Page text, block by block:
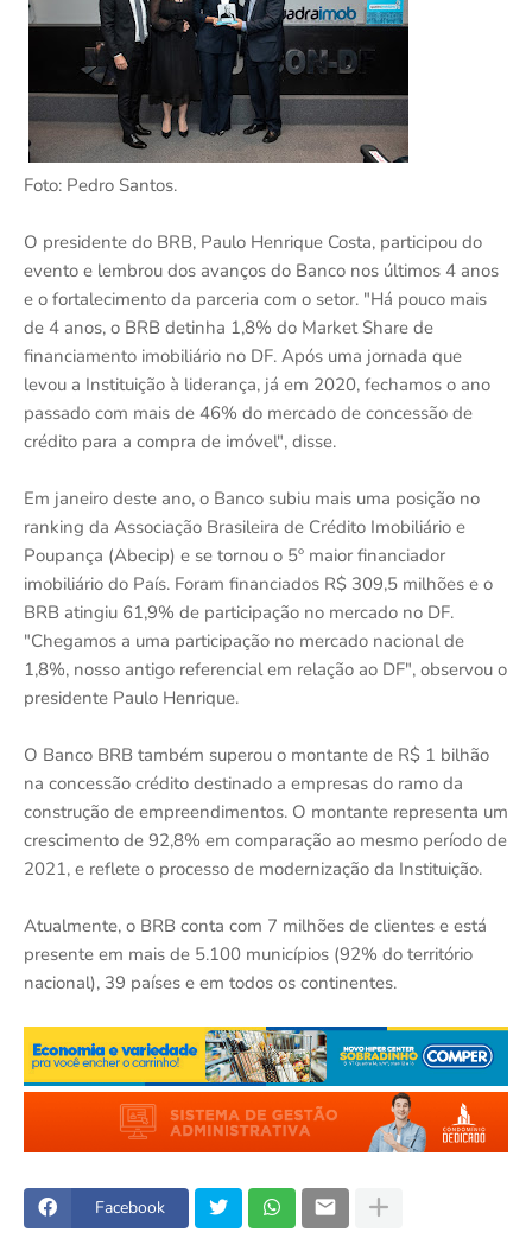
Foto: Pedro Santos.
O presidente do BRB, Paulo Henrique Costa, participou do
evento e lembrou dos avanços do Banco nos últimos 4 anos
e o fortalecimento da parceria com o setor. "Há pouco mais
de 4 anos, o BRB detinha 1,8% do Market Share de
financiamento imobiliário no DF. Após uma jornada que
levou a Instituição à liderança, já em 2020, fechamos o ano
passado com mais de 46% do mercado de concessão de
crédito para a compra de imóvel", disse.
Em janeiro deste ano, o Banco subiu mais uma posição no
ranking da Associação Brasileira de Crédito Imobiliário e
Poupança (Abecip) e se tornou o 5º maior financiador
imobiliário do País. Foram financiados R$ 309,5 milhões e o
BRB atingiu 61,9% de participação no mercado no DF.
"Chegamos a uma participação no mercado nacional de
1,8%, nosso antigo referencial em relação ao DF", observou o
presidente Paulo Henrique.
O Banco BRB também superou o montante de R$ 1 bilhão
na concessão crédito destinado a empresas do ramo da
construção de empreendimentos. O montante representa um
crescimento de 92,8% em comparação ao mesmo período de
2021, e reflete o processo de modernização da Instituição.
Atualmente, o BRB conta com 7 milhões de clientes e está
presente em mais de 5.100 municípios (92% do território
nacional), 39 países e em todos os continentes.
Facebook